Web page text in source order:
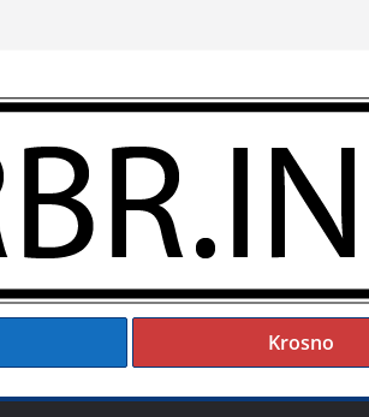
Krosno